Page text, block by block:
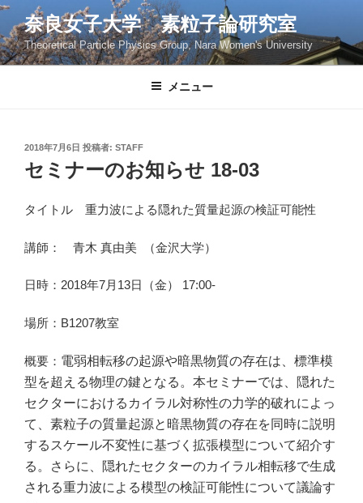
コ
ン
テ
ン
奈良女子大学 素粒子論研究室
Theoretical Particle Physics Group, Nara Women's University
メニュー
投
稿
日:
2018年7月6日 投稿者: STAFF
セミナーのお知らせ 18-03
タイトル 重力波による隠れた質量起源の検証可能性
講師： 青木 真由美 （金沢大学）
日時：2018年7月13日（金） 17:00-
場所：B1207教室
概要： 電弱相転移の起源や暗黒物質の存在は、標準模
型を超える物理の鍵となる。本セミナーでは、隠れた
セクターにおけるカイラル対称性の力学的破れによっ
て、素粒子の質量起源と暗黒物質の存在を同時に説明
するスケール不変性に基づく拡張模型について紹介す
る。さらに、隠れたセクターのカイラル相転移で生成
される重力波による模型の検証可能性について議論す